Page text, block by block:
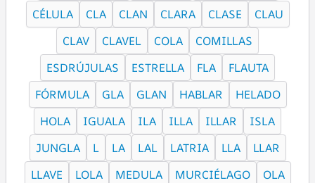
CÉLULA
CLA CLAN CLARA CLASE
CLAU
CLAV
CLAVEL COLA
COMILLAS
ESDRÚJULAS
ESTRELLA FLA
FLAUTA
FÓRMULA
GLA GLAN HABLAR
HELADO
HOLA
IGUALA ILA ILLA ILLAR
ISLA
JUNGLA
L LA LAL LATRIA LLA
LLAR
LLAVE
LOLA MEDULA MURCIÉLAGO
OLA